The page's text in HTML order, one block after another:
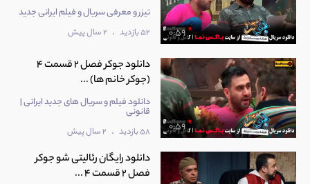
0:59
تیزر و معرفی سریال و فیلم ایرانی جدید
52 بازدید . 2 سال پیش
0:59
دانلود جوکر فصل 2 قسمت 4
(جوکر خانم ها) ...
دانلود فیلم و سریال های جدید ایرانی |
قانونی
58 بازدید . 2 سال پیش
دانلود رایگان رئالیتی شو جوکر
فصل 2 قسمت 4 ...